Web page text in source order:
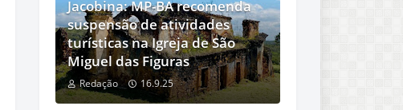
Jacobina: MP-BA recomenda
suspensão de atividades
turísticas na Igreja de São
Miguel das Figuras
Redação 16.9.25